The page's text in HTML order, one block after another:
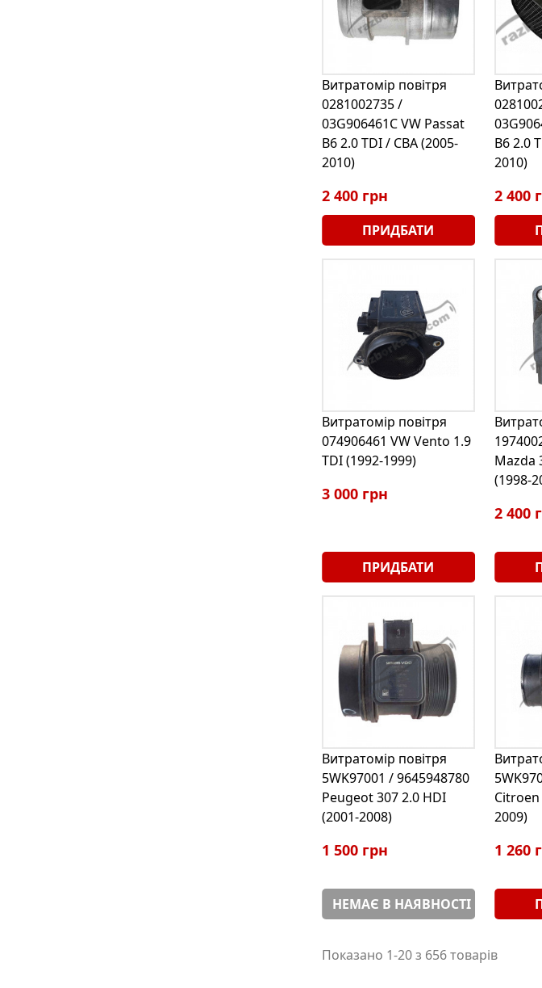
Витратомір повітря
0281002735 /
03G906461C VW Passat
B6 2.0 TDI / CBA (2005-
2010)
2 400 грн
ПРИДБАТИ
B6 2.0
2010)
2 400
Витратомір повітря
074906461 VW Vento 1.9
TDI (1992-1999)
3 000 грн
ПРИДБАТИ
Mazda
(1998-
2 400
Витратомір повітря
5WK97001 / 9645948780
Peugeot 307 2.0 HDI
(2001-2008)
1 500 грн
НЕМАЄ В НАЯВНОСТІ
Citroen
2009)
1 260
Показано 1-20 з 656 товарів